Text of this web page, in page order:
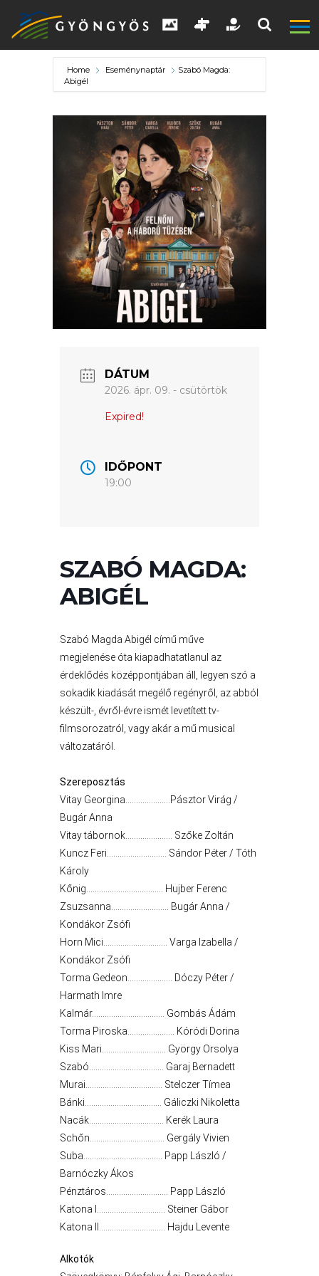
KIEMELT
LÁTVÁNYOSSÁGOK
ÉRTÉKTÁRA
INFORMÁCIÓK
VÁROS
PÉNZÜGYEI
KÖLTSÉGVETÉSI
RENDELETEK
ÉPÜLŐ
VÁROS
FEJLESZTÉSEK
KÖRNYEZETVÉDELEM
TELEPÜLÉSRENDEZÉS
STRATÉGIÁK
KONCEPCIÓK
Home Eseménynaptár
Szabó Magda:
Abigél
DÁTUM
2026. ápr. 09. - csütörtök
Expired!
IDŐPONT
19:00
SZABÓ MAGDA:
ABIGÉL
Szabó Magda Abigél című műve
megjelenése óta kiapadhatatlanul az
érdeklődés középpontjában áll, legyen szó a
sokadik kiadását megélő regényről, az abból
készült-, évről-évre ismét levetített tv-
filmsorozatról, vagy akár a mű musical
változatáról.
Szereposztás
Vitay Georgina…………………Pásztor Virág /
Bugár Anna
Vitay tábornok…………………. Szőke Zoltán
Kuncz Feri………………………. Sándor Péter / Tóth
Károly
Kőnig……………………………… Hujber Ferenc
Zsuzsanna……………………… Bugár Anna /
Kondákor Zsófi
Horn Mici………………………… Varga Izabella /
Kondákor Zsófi
Torma Gedeon………………… Dóczy Péter /
Harmath Imre
Kalmár……………………………. Gombás Ádám
Torma Piroska…………………. Kóródi Dorina
Kiss Mari………………………… György Orsolya
Szabó…………………………….. Garaj Bernadett
Murai……………………………… Stelczer Tímea
Bánki……………………………… Gáliczki Nikoletta
Nacák…………………………….. Kerék Laura
Schőn…………………………….. Gergály Vivien
Suba………………………………. Papp László /
Barnóczky Ákos
Pénztáros……………………….. Papp László
Katona I………………………….. Steiner Gábor
Katona II…………………………. Hajdu Levente
Alkotók